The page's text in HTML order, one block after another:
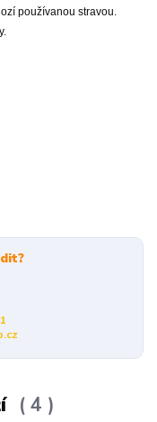
používanou stravou.
4